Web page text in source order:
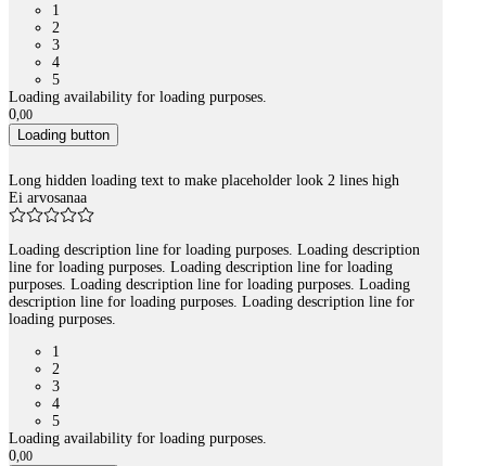
1
2
3
4
5
Loading availability for loading purposes.
0,00
Loading button
Long hidden loading text to make placeholder look 2 lines high
Ei arvosanaa
Loading description line for loading purposes. Loading description
line for loading purposes. Loading description line for loading
purposes. Loading description line for loading purposes. Loading
description line for loading purposes. Loading description line for
loading purposes.
1
2
3
4
5
Loading availability for loading purposes.
0,00